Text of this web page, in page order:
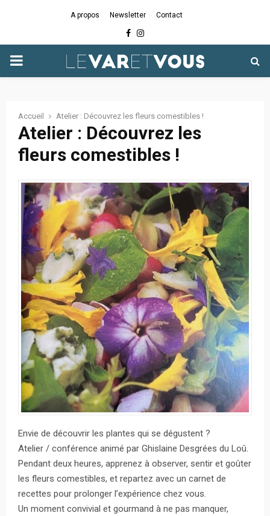
A propos Newsletter Contact
Facebook
Instagram
PRIMARY
Accueil Atelier : Découvrez les fleurs comestibles !
Atelier : Découvrez les
fleurs comestibles !
Envie de découvrir les plantes qui se dégustent ?
Atelier / conférence animé par Ghislaine Desgrées du Loû.
Pendant deux heures, apprenez à observer, sentir et goûter
les fleurs comestibles, et repartez avec un carnet de
recettes pour prolonger l’expérience chez vous.
Un moment convivial et gourmand à ne pas manquer,